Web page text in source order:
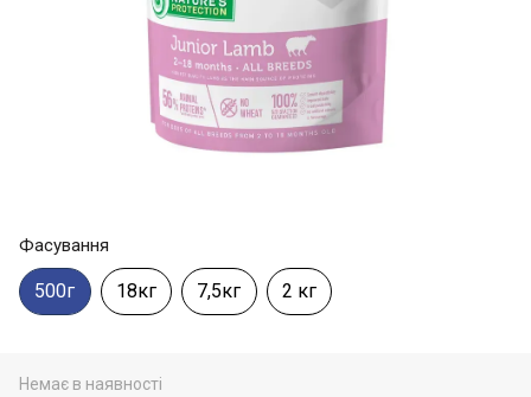
Фасування
500г 18кг 7,5кг 2 кг
Немає в наявності